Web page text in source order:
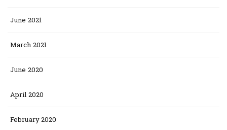
June 2021
March 2021
June 2020
April 2020
February 2020